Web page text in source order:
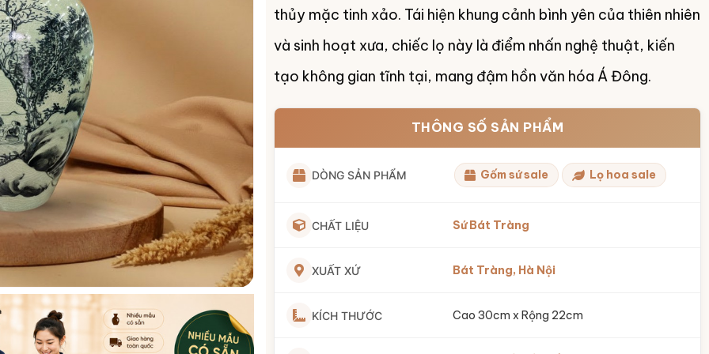
thủy mặc tinh xảo. Tái hiện khung cảnh bình yên của thiên nhiên
và sinh hoạt xưa, chiếc lọ này là điểm nhấn nghệ thuật, kiến
tạo không gian tĩnh tại, mang đậm hồn văn hóa Á Đông.
THÔNG SỐ SẢN PHẨM
DÒNG SẢN PHẨM Gốm sứ sale Lọ hoa sale
CHẤT LIỆU Sứ Bát Tràng
XUẤT XỨ Bát Tràng, Hà Nội
KÍCH THƯỚC Cao 30cm x Rộng 22cm